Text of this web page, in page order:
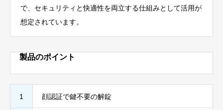
で、セキュリティと快適性を両立する仕組みとして活用が
想定されています。
製品のポイント
1 顔認証で鍵不要の解錠